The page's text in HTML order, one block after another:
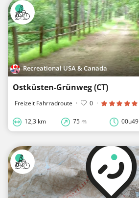
Recreational USA & Canada
Ostküsten-Grünweg (CT)
Freizeit Fahrradroute · 0 ·
12,3 km 75 m 00u49